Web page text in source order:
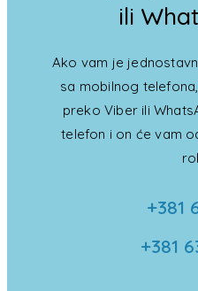
ili
Ako vam je
sa mobilnog
preko Viber ili
telefon i on će vam
+381
+381